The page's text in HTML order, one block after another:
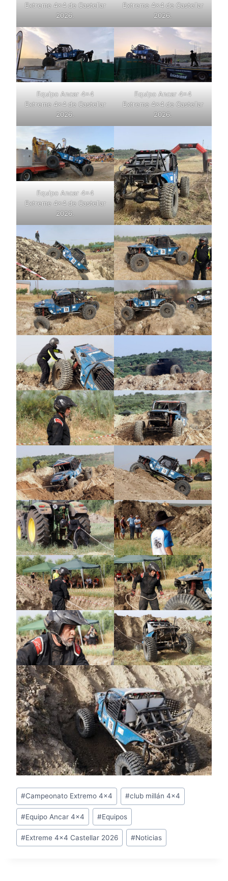
Extreme 4×4 de Castellar
2026.
Extreme 4×4 de Castellar
2026.
Equipo Ancar 4×4
Extreme 4×4 de Castellar
2026.
Equipo Ancar 4×4
Extreme 4×4 de Castellar
2026.
Equipo Ancar 4×4
Extreme 4×4 de Castellar
2026.
Etiquetas
de
la
entrada:
#Campeonato Extremo 4x4 #club millán 4x4
#Equipo Ancar 4x4 #Equipos
#Extreme 4x4 Castellar 2026 #Noticias